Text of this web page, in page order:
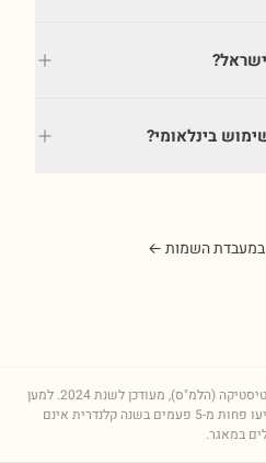
בינלאומי?
במעבדת השמות ←
(הלמ"ס), מעודכן לשנת2024. למען
שמירה על הפרטיות, שמות שהופיעו פחות מ-5 פעמים בשנה קלנדרית אינם
במאגר.